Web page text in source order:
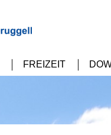
FREIZEIT